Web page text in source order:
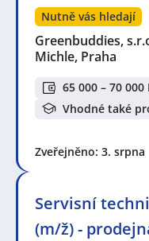
Nutně vás hledají
Greenbuddies,
Michle, Praha
65 000 – 70 000
Vhodné také
Zveřejněno: 3. srpna
Servisní
(m/ž) -